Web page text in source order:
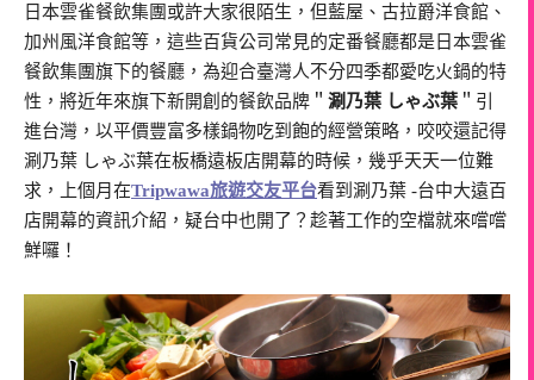
日本雲雀餐飲集團或許大家很陌生，但藍屋、古拉爵洋食館、
加州風洋食館等，這些百貨公司常見的定番餐廳都是日本雲雀
餐飲集團旗下的餐廳，為迎合臺灣人不分四季都愛吃火鍋的特
性，將近年來旗下新開創的餐飲品牌＂ 涮乃葉 しゃぶ葉 ＂引
進台灣，以平價豐富多樣鍋物吃到飽的經營策略，咬咬還記得
涮乃葉 しゃぶ葉在板橋遠板店開幕的時候，幾乎天天一位難
求，上個月在Tripwawa旅遊交友平台看到涮乃葉 -台中大遠百
店開幕的資訊介紹，疑台中也開了？趁著工作的空檔就來嚐嚐
鮮囉！